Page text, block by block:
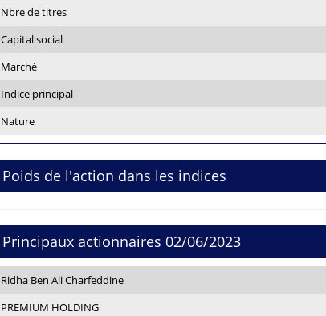
Nbre de titres
Capital social
Marché
Indice principal
Nature
Poids de l'action dans les indices
Principaux actionnaires 02/06/2023
Ridha Ben Ali Charfeddine
PREMIUM HOLDING